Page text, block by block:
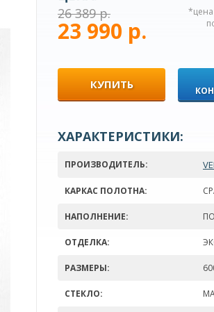
26 389 р.
23 990 р.
*цена
КУПИТЬ
ХАРАКТЕРИСТИКИ:
ПРОИЗВОДИТЕЛЬ:
КАРКАС ПОЛОТНА:
НАПОЛНЕНИЕ:
ОТДЕЛКА:
РАЗМЕРЫ:
СТЕКЛО: